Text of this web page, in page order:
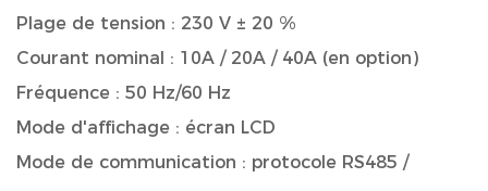
Plage de tension : 230 V ± 20 %
Courant nominal : 10A / 20A / 40A (en option)
Fréquence : 50 Hz/60 Hz
Mode d'affichage : écran LCD
Mode de communication : protocole RS485 /